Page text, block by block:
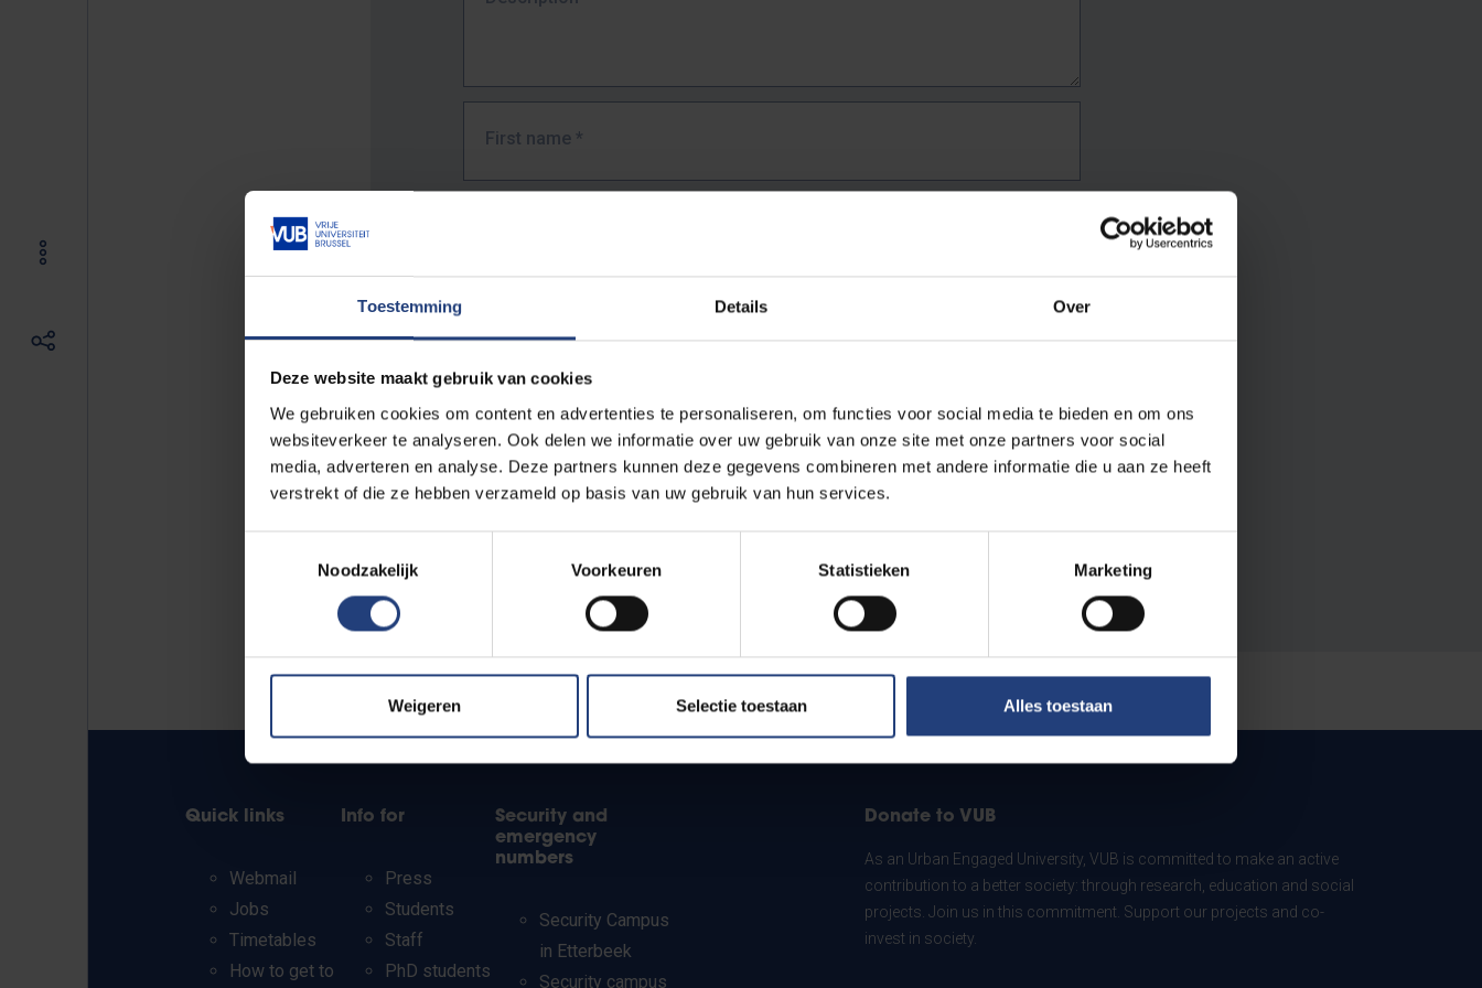
Toestemming Details Over
Deze website maakt gebruik van cookies
We gebruiken cookies om content en advertenties te personaliseren, om functies voor social media te bieden en om ons
websiteverkeer te analyseren. Ook delen we informatie over uw gebruik van onze site met onze partners voor social
media, adverteren en analyse. Deze partners kunnen deze gegevens combineren met andere informatie die u aan ze heeft
verstrekt of die ze hebben verzameld op basis van uw gebruik van hun services.
Noodzakelijk
Voorkeuren Statistieken Marketing
Weigeren Selectie toestaan Alles toestaan
First name *
The full URL of the page where you encountered the error.
E.g. https://www.vub.be/nl/studeren-aan-de-vub/alle-opleidingen
Quick links
Webmail
Jobs
Timetables
How to get to
Info for
Press
Students
Staff
PhD students
Security and
emergency
numbers
Security Campus
in Etterbeek
Security campus
Donate to VUB
As an Urban Engaged University, VUB is committed to make an active
contribution to a better society: through research, education and social
projects. Join us in this commitment. Support our projects and co-
invest in society.